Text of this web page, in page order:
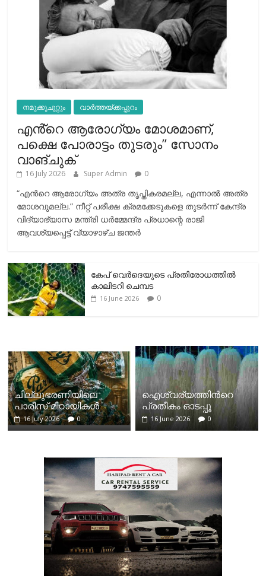
നമുക്കുചുറ്റും വാർത്തയ്ക്കപ്പുറം
എൻ്റെ ആരോഗ്യം മോശമാണ്,
പക്ഷെ പോരാട്ടം തുടരും” സോനം
വാങ്ചുക്
16 July 2026 Super Admin 0
“എന്‍റെ ആരോഗ്യം അത്ര തൃപ്തികരമല്ല, എന്നാൽ അത്ര
മോശവുമല്ല.” നീറ്റ് പരീക്ഷ ക്രമക്കേടുകളെ തുടർന്ന് കേന്ദ്ര
വിദ്യാഭ്യാസ മന്ത്രി ധർമ്മേന്ദ്ര പ്രധാന്റെ രാജി
ആവശ്യപ്പെട്ട് വ്യാഴാഴ്ച ജന്തർ
കേപ് വെര്‍ദെയുടെ പ്രതിരോധത്തില്‍
കാലിടറി ചെമ്പട
16 June 2026 0
ചില്ലുഭരണിയിലെ
പാരീസ് മിഠായികള്‍
16 July 2026 0
ഐശ്വര്യത്തിന്‍റെ
പ്രതീകം ഓടപ്പൂ
16 June 2026 0